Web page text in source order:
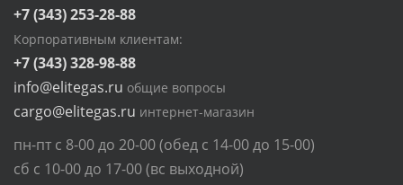
+7 (343) 253-28-88
Корпоративным клиентам:
+7 (343) 328-98-88
info@elitegas.ru общие вопросы
cargo@elitegas.ru интернет-магазин
пн-пт с 8-00 до 20-00 (обед с 14-00 до 15-00)
сб с 10-00 до 17-00 (вс выходной)